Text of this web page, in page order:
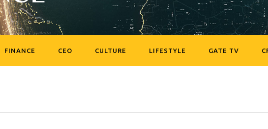
FINANCE CEO CULTURE LIFESTYLE GATE TV